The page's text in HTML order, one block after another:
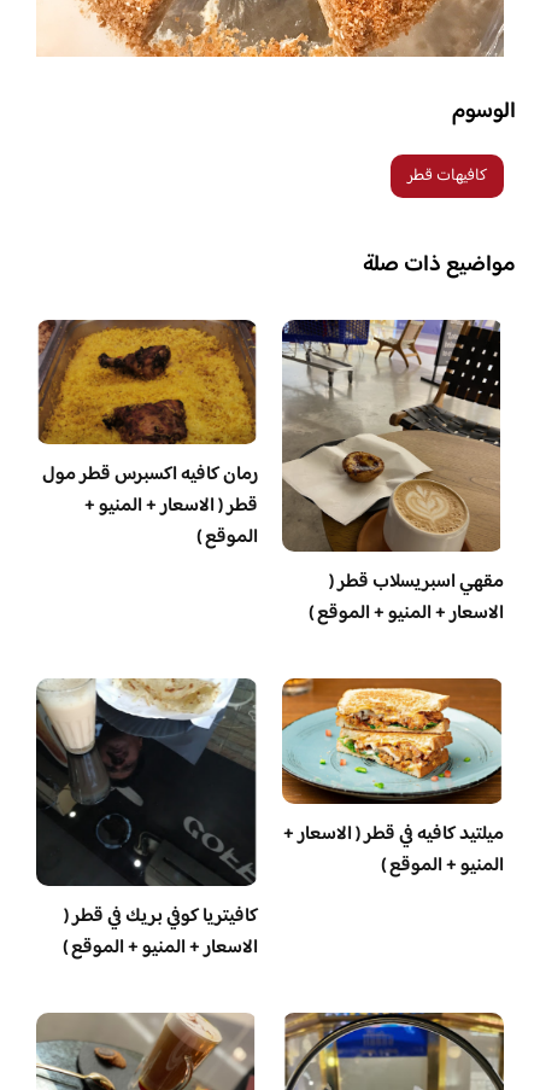
الوسوم
كافيهات قطر
مواضيع ذات صلة
مقهي اسبريسلاب قطر (
الاسعار + المنيو + الموقع )
رمان كافيه اكسبرس قطر مول
قطر ( الاسعار + المنيو +
الموقع )
ميلتيد كافيه في قطر ( الاسعار +
المنيو + الموقع )
كافيتريا كوفي بريك في قطر (
الاسعار + المنيو + الموقع )